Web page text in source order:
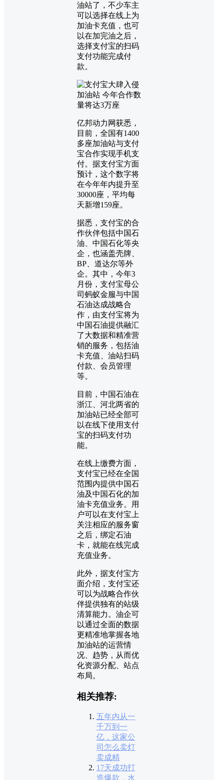
油站了，不少车主
可以选择在线上为
加油卡充值，也可
以在加完油之后，
选择支付宝的扫码
支付功能完成付
款。
亿邦动力网获悉，
目前，全国有1400
多座加油站与支付
宝合作实现手机支
付。据支付宝方面
预计，这个数字将
在今年年内提升至
30000座，平均每
天新增159座。
据悉，支付宝的合
作伙伴包括中国石
油、中国石化等央
企，也涵盖壳牌、
BP、道达尔等外
企。其中，今年3
月份，支付宝母公
司蚂蚁金服与中国
石油达成战略合
作，由支付宝将为
中国石油提供融汇
了大数据和精准营
销的服务，包括油
卡充值、油站扫码
付款、会员管理
等。
目前，中国石油在
浙江、河北两省的
加油站已经全部可
以在线下使用支付
宝的扫码支付功
能。
在线上缴费方面，
支付宝已经在全国
范围内提供中国石
油及中国石化的加
油卡充值业务。用
户可以在支付宝上
关注相应的服务窗
之后，绑定石油
卡，就能在线完成
充值业务。
此外，据支付宝方
面介绍，支付宝还
可以为战略合作伙
伴提供独有的站级
清算能力。油企可
以通过全面的数据
更精准地掌握各地
加油站的运营情
况、趋势，从而优
化资源分配、站点
布局。
相关推荐:
五年内从一
千万到一
亿，这家公
司怎么卖灯
卖成精
17天成功打
造爆款，水